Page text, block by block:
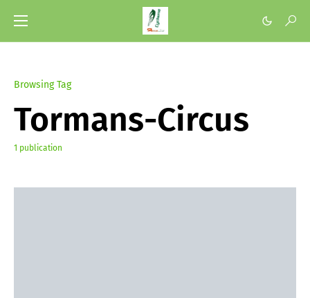
Browsing Tag
Tormans-Circus
1 publication